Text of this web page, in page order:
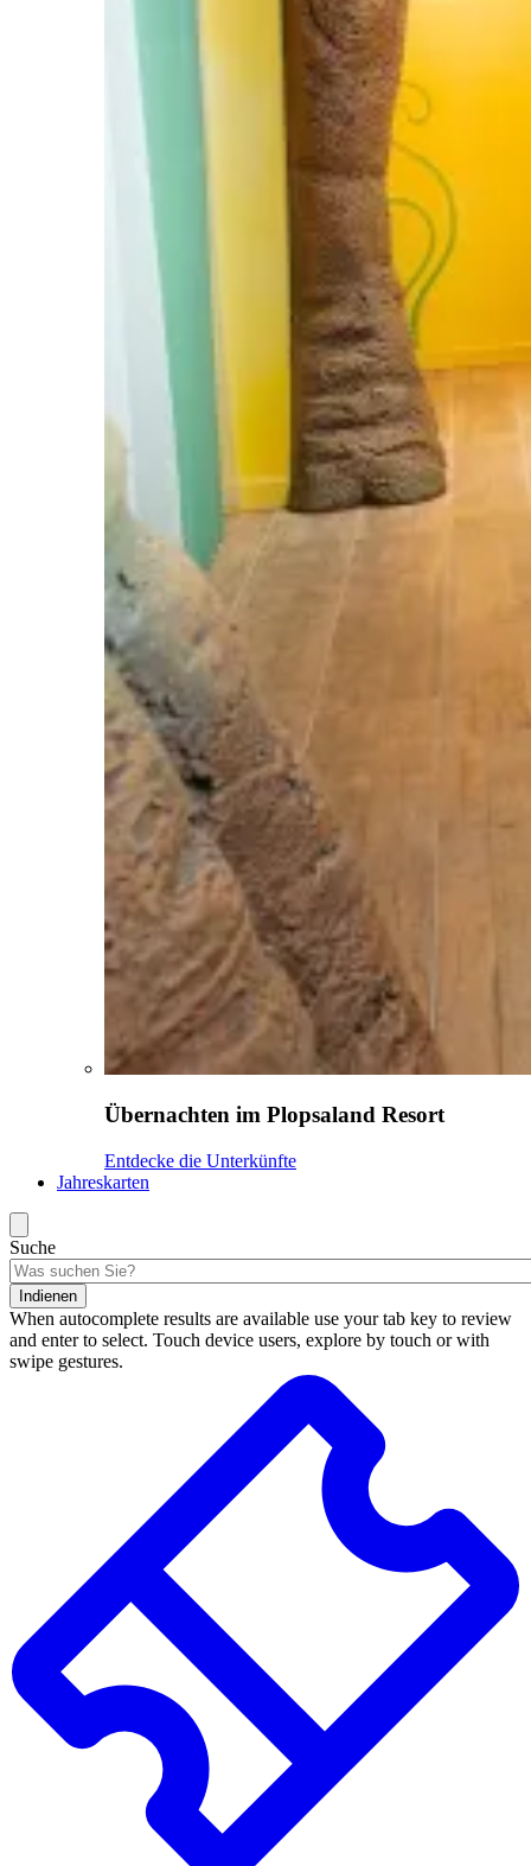
Übernachten im Plopsaland Resort
Entdecke die Unterkünfte
Jahreskarten
Suche
Indienen
When autocomplete results are available use your tab key to review
and enter to select. Touch device users, explore by touch or with
swipe gestures.